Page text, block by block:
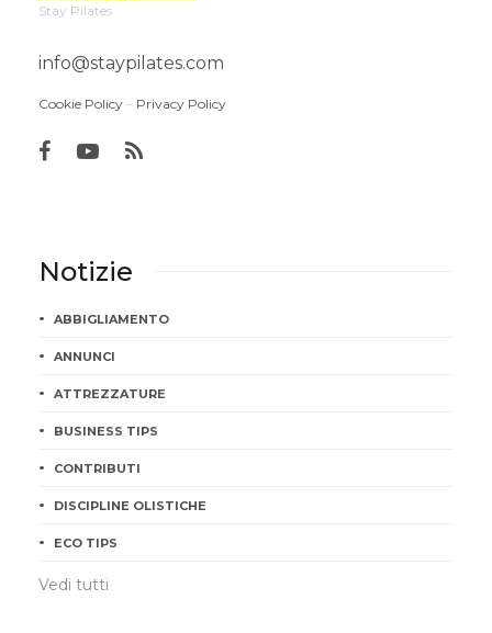
Stay Pilates
info@staypilates.com
Cookie Policy – Privacy Policy
Notizie
ABBIGLIAMENTO
ANNUNCI
ATTREZZATURE
BUSINESS TIPS
CONTRIBUTI
DISCIPLINE OLISTICHE
ECO TIPS